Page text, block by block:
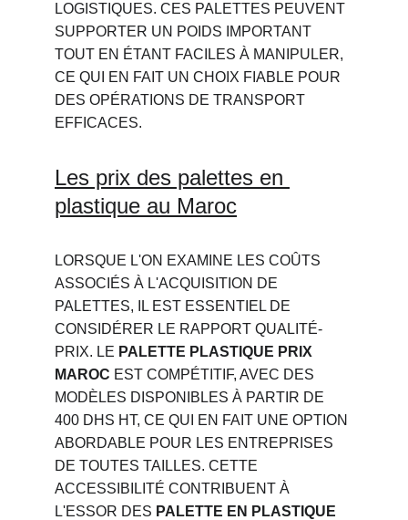
LOGISTIQUES. CES PALETTES PEUVENT
SUPPORTER UN POIDS IMPORTANT
TOUT EN ÉTANT FACILES À MANIPULER,
CE QUI EN FAIT UN CHOIX FIABLE POUR
DES OPÉRATIONS DE TRANSPORT
EFFICACES.
Les prix des palettes en
plastique au Maroc
LORSQUE L'ON EXAMINE LES COÛTS
ASSOCIÉS À L'ACQUISITION DE
PALETTES, IL EST ESSENTIEL DE
CONSIDÉRER LE RAPPORT QUALITÉ-
PRIX. LE PALETTE PLASTIQUE PRIX
MAROC EST COMPÉTITIF, AVEC DES
MODÈLES DISPONIBLES À PARTIR DE
400 DHS HT, CE QUI EN FAIT UNE OPTION
ABORDABLE POUR LES ENTREPRISES
DE TOUTES TAILLES. CETTE
ACCESSIBILITÉ CONTRIBUENT À
L'ESSOR DES PALETTE EN PLASTIQUE